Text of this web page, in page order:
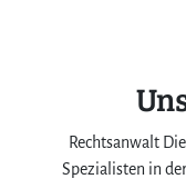
Rechtsanwalt
Spezialisten in